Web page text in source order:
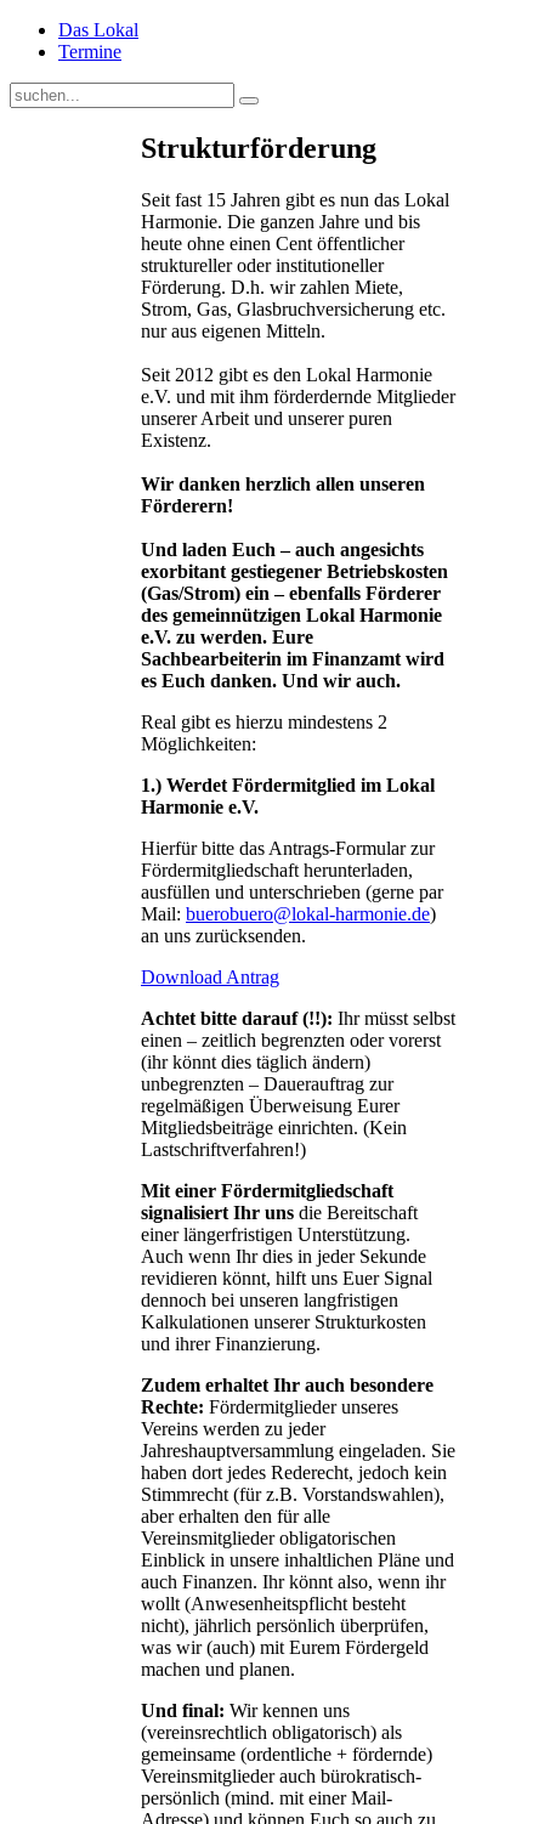
Das Lokal
Termine
Strukturförderung
Seit fast 15 Jahren gibt es nun das Lokal
Harmonie. Die ganzen Jahre und bis
heute ohne einen Cent öffentlicher
struktureller oder institutioneller
Förderung. D.h. wir zahlen Miete,
Strom, Gas, Glasbruchversicherung etc.
nur aus eigenen Mitteln.
Seit 2012 gibt es den Lokal Harmonie
e.V. und mit ihm förderdernde Mitglieder
unserer Arbeit und unserer puren
Existenz.
Wir danken herzlich allen unseren
Förderern!
Und laden Euch – auch angesichts
exorbitant gestiegener Betriebskosten
(Gas/Strom) ein – ebenfalls Förderer
des gemeinnützigen Lokal Harmonie
e.V. zu werden. Eure
Sachbearbeiterin im Finanzamt wird
es Euch danken. Und wir auch.
Real gibt es hierzu mindestens 2
Möglichkeiten:
1.) Werdet Fördermitglied im Lokal
Harmonie e.V.
Hierfür bitte das Antrags-Formular zur
Fördermitgliedschaft herunterladen,
ausfüllen und unterschrieben (gerne par
Mail: buerobuero@lokal-harmonie.de)
an uns zurücksenden.
Download Antrag
Achtet bitte darauf (!!): Ihr müsst selbst
einen – zeitlich begrenzten oder vorerst
(ihr könnt dies täglich ändern)
unbegrenzten – Dauerauftrag zur
regelmäßigen Überweisung Eurer
Mitgliedsbeiträge einrichten. (Kein
Lastschriftverfahren!)
Mit einer Fördermitgliedschaft
signalisiert Ihr uns die Bereitschaft
einer längerfristigen Unterstützung.
Auch wenn Ihr dies in jeder Sekunde
revidieren könnt, hilft uns Euer Signal
dennoch bei unseren langfristigen
Kalkulationen unserer Strukturkosten
und ihrer Finanzierung.
Zudem erhaltet Ihr auch besondere
Rechte: Fördermitglieder unseres
Vereins werden zu jeder
Jahreshauptversammlung eingeladen. Sie
haben dort jedes Rederecht, jedoch kein
Stimmrecht (für z.B. Vorstandswahlen),
aber erhalten den für alle
Vereinsmitglieder obligatorischen
Einblick in unsere inhaltlichen Pläne und
auch Finanzen. Ihr könnt also, wenn ihr
wollt (Anwesenheitspflicht besteht
nicht), jährlich persönlich überprüfen,
was wir (auch) mit Eurem Fördergeld
machen und planen.
Und final: Wir kennen uns
(vereinsrechtlich obligatorisch) als
gemeinsame (ordentliche + fördernde)
Vereinsmitglieder auch bürokratisch-
persönlich (mind. mit einer Mail-
Adresse) und können Euch so auch zu